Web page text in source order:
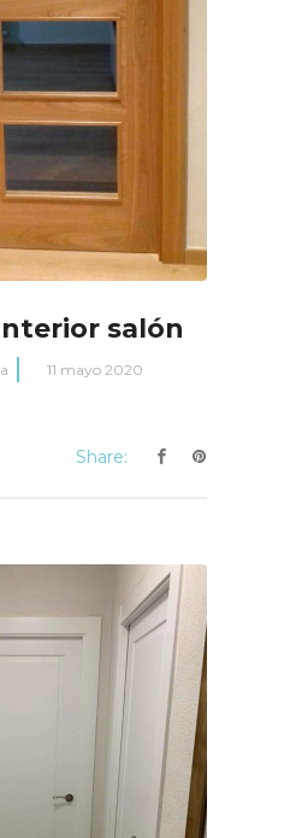
salón
11 mayo 2020
Share: